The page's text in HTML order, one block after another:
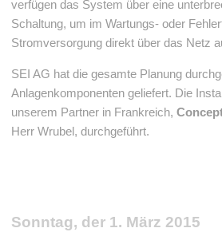
verfügen das System über eine
Schaltung, um im Wartungs- oder
Stromversorgung direkt über das Netz
SEI AG hat die gesamte Planung
Anlagenkomponenten geliefert. Die
unserem Partner in Frankreich,
Herr Wrubel, durchgeführt.
Sonntag, der 1. März 2015